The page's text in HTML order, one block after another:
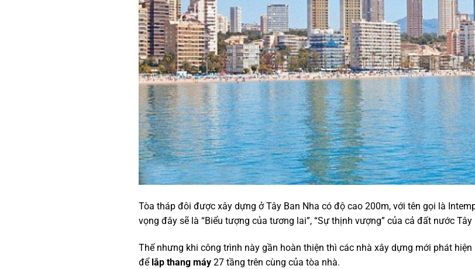
Tòa tháp đôi được xây dựng ở Tây Ban Nha có độ cao 200m, với tên gọi là
vọng đây sẽ là “Biểu tượng của tương lai”, “Sự thịnh vượng” của cả đất nước Tây
Thế nhưng khi công trình này gần hoàn thiện thì các nhà xây dựng mới phát
để lắp thang máy 27 tầng trên cùng của tòa nhà.